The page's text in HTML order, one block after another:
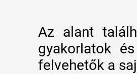
Az alant
gyakorlatok
felvehetők a